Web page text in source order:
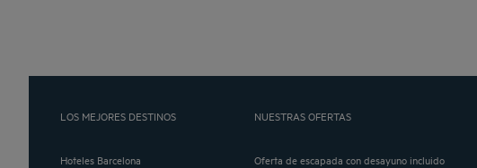
LOS MEJORES DESTINOS
Hoteles Barcelona
NUESTRAS OFERTAS
Oferta de escapada con desayuno incluido